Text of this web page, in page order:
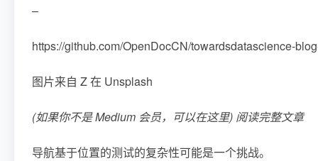
–
https://github.com/OpenDocCN/towardsdatascience-
图片来自 Z 在 Unsplash
(如果你不是 Medium 会员，可以在这里) 阅读完整文章
导航基于位置的测试的复杂性可能是一个挑战。